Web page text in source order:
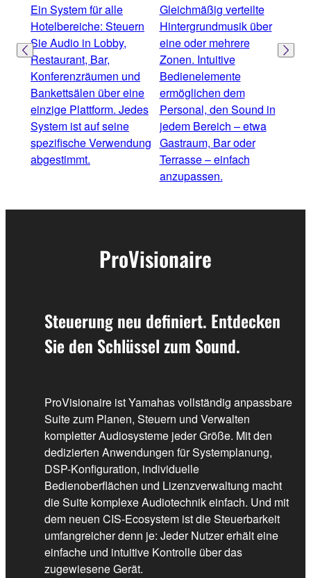
Ein System für alle
Hotelbereiche: Steuern
Sie Audio in Lobby,
Restaurant, Bar,
Konferenzräumen und
Bankettsälen über eine
einzige Plattform. Jedes
System ist auf seine
spezifische Verwendung
abgestimmt.
Gleichmäßig verteilte
Hintergrundmusik über
eine oder mehrere
Zonen. Intuitive
Bedienelemente
ermöglichen dem
Personal, den Sound in
jedem Bereich – etwa
Gastraum, Bar oder
Terrasse – einfach
anzupassen.
und
ProVisionaire
Steuerung neu definiert. Entdecken
Sie den Schlüssel zum Sound.
ProVisionaire ist Yamahas vollständig anpassbare
Suite zum Planen, Steuern und Verwalten
kompletter Audiosysteme jeder Größe. Mit den
dedizierten Anwendungen für Systemplanung,
DSP-Konfiguration, individuelle
Bedienoberflächen und Lizenzverwaltung macht
die Suite komplexe Audiotechnik einfach. Und mit
dem neuen CIS-Ecosystem ist die Steuerbarkeit
umfangreicher denn je: Jeder Nutzer erhält eine
einfache und intuitive Kontrolle über das
zugewiesene Gerät.